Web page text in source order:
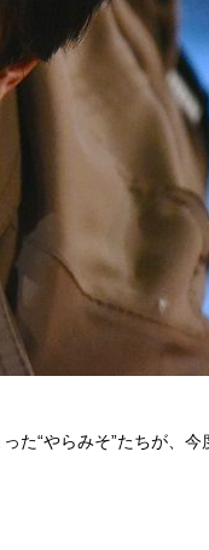
た“やらみそ”たちが、今